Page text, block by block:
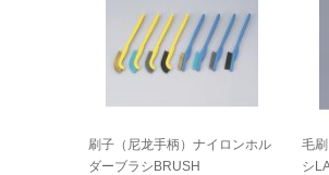
刷子（尼龙手柄）ナイロンホル
ダーブラシBRUSH
毛
シ